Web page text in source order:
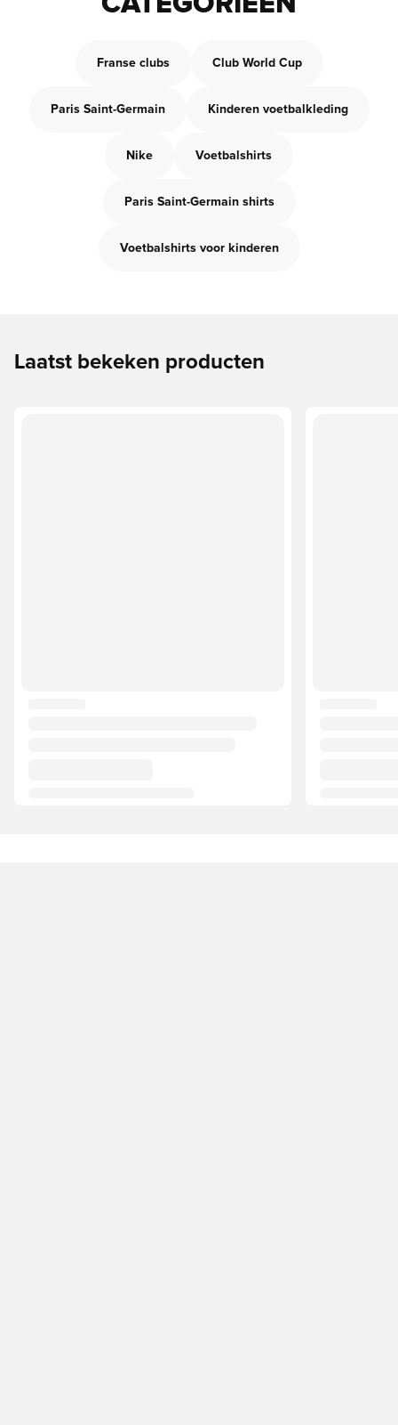
Franse clubs Club World Cup
Paris Saint-Germain Kinderen voetbalkleding
Nike Voetbalshirts
Paris Saint-Germain shirts
Voetbalshirts voor kinderen
Laatst bekeken producten